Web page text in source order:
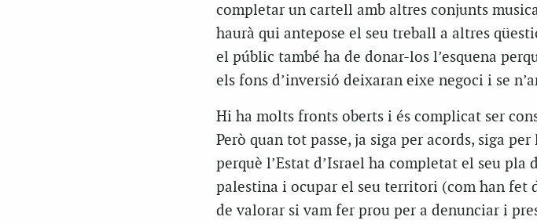
completar un cartell amb altres conjunts
haurà qui antepose el seu treball a altres
el públic també ha de donar-los l’esquena
els fons d’inversió deixaran eixe negoci i se
Hi ha molts fronts oberts i és complicat ser
Però quan tot passe, ja siga per acords, siga
perquè l’Estat d’Israel ha completat el seu pla
palestina i ocupar el seu territori (com han fet
de valorar si vam fer prou per a denunciar i